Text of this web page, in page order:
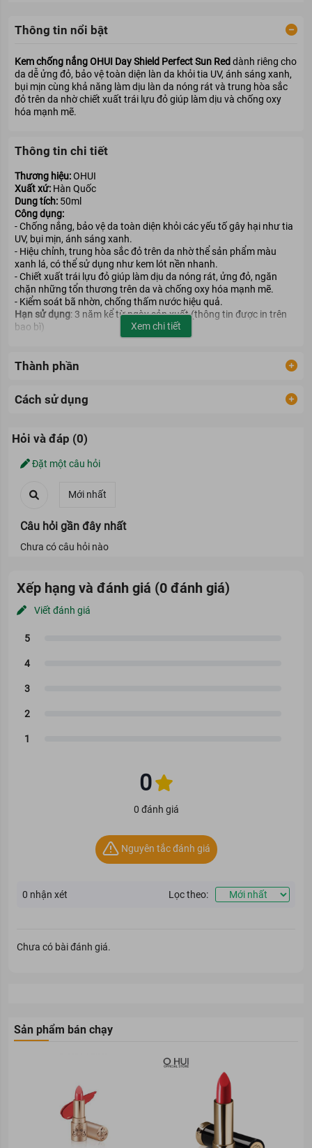
Thông tin nổi bật
Kem chống nắng OHUI Day Shield Perfect Sun Red dành riêng cho
da dễ ửng đỏ, bảo vệ toàn diện làn da khỏi tia UV, ánh sáng xanh,
bụi mịn cùng khả năng làm dịu làn da nóng rát và trung hòa sắc
đỏ trên da nhờ chiết xuất trái lựu đỏ giúp làm dịu và chống oxy
hóa mạnh mẽ.
Thông tin chi tiết
Thương hiệu:OHUI
Xuất xứ: Hàn Quốc
Dung tích: 50ml
Công dụng:
- Chống nắng, bảo vệ da toàn diện khỏi các yếu tố gây hại như tia
UV, bụi mịn, ánh sáng xanh.
- Hiệu chỉnh, trung hòa sắc đỏ trên da nhờ thể sản phẩm màu
xanh lá, có thể sử dụng như kem lót nền nhanh.
- Chiết xuất trái lựu đỏ giúp làm dịu da nóng rát, ửng đỏ, ngăn
chặn những tổn thương trên da và chống oxy hóa mạnh mẽ.
- Kiểm soát bã nhờn, chống thấm nước hiệu quả.
Hạn sử dụng: 3 năm kể từ ngày sản xuất (thông tin được in trên
bao bì)
Xem chi tiết
Thành phần
Cách sử dụng
Hỏi và đáp (0)
Đặt một câu hỏi
Câu hỏi gần đây nhất
Chưa có câu hỏi nào
Xếp hạng và đánh giá (0 đánh giá)
Viết đánh giá
0
0 đánh giá
Nguyên tắc đánh giá
0 nhận xét Lọc theo:
Chưa có bài đánh giá.
Sản phẩm bán chạy